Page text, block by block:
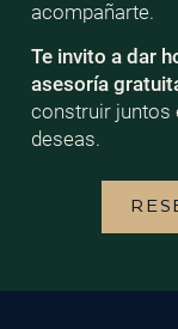
acompañarte.
Te invito a dar
asesoría
construir juntos
deseas.